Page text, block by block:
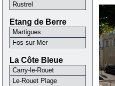
Rustrel
Etang de Berre
Martigues
Fos-sur-Mer
La Côte Bleue
Carry-le-Rouet
Le-Rouet Plage